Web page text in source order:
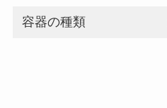
容器の種類